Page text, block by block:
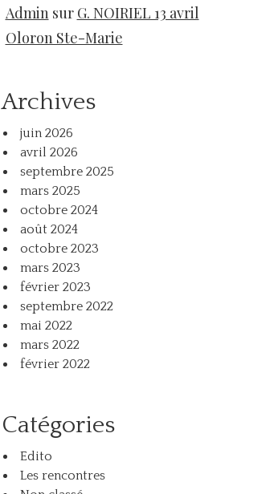
Adminsur G. NOIRIEL 13 avril
Oloron Ste-Marie
Archives
juin 2026
avril 2026
septembre 2025
mars 2025
octobre 2024
août 2024
octobre 2023
mars 2023
février 2023
septembre 2022
mai 2022
mars 2022
février 2022
Catégories
Edito
Les rencontres